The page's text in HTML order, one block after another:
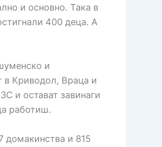
и основно. Така в
400 деца. А
и
в Криводол, Враца и
и остават завинаги
работиш.
домакинства и 815